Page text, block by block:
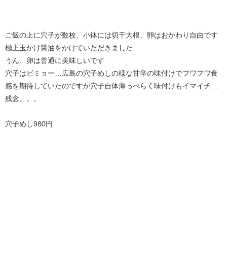
ご飯の上に穴子が数枚、小鉢には切干大根、卵はおかわり自由です
極上玉かけ醤油をかけていただきました
うん、卵は普通に美味しいです
穴子はビミョー…広島の穴子めしの様な甘辛の味付けでフワフワ食
感を期待していたのですが穴子自体薄っぺらく味付けもイマイチ…
残念。。。
穴子めし980円